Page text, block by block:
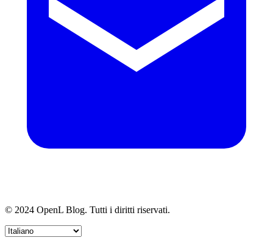
© 2024 OpenL Blog. Tutti i diritti riservati.